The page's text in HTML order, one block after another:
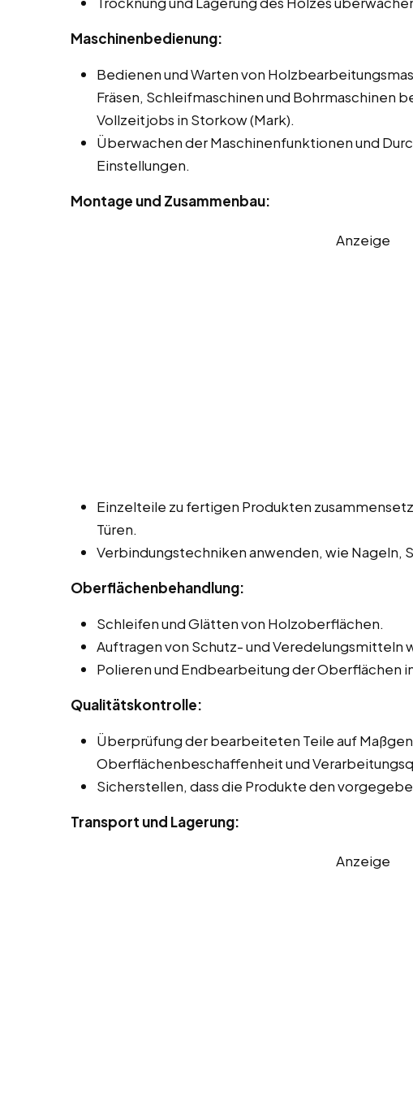
Maschinenbedienung:
Bedienen und Warten von
Fräsen, Schleifmaschinen und Bohrmaschinen
Vollzeitjobs in Storkow (Mark).
Überwachen der Maschinenfunktionen und
Einstellungen.
Montage und Zusammenbau:
Anzeige
Einzelteile zu fertigen Produkten
Türen.
Verbindungstechniken anwenden, wie Nageln,
Oberflächenbehandlung:
Schleifen und Glätten von Holzoberflächen.
Auftragen von Schutz- und Veredelungsmitteln
Polieren und Endbearbeitung der Oberflächen
Qualitätskontrolle:
Überprüfung der bearbeiteten Teile auf
Oberflächenbeschaffenheit und
Sicherstellen, dass die Produkte den
Transport und Lagerung:
Anzeige